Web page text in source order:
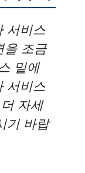
서비스
을 조금
밑에
서비스
자세
기 바랍